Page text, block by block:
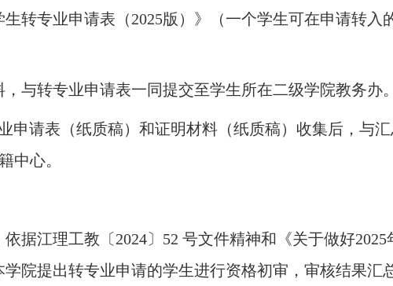
生转专业申请表（2025版）》
（一个学生可在申请转入
，与转专业申请表一同提交至学生所在二级学院教务办。
申请表（纸质稿）和证明材料（纸质稿）收集后，与
中心。
依据江理工教〔 2024〕52 号文件精神和《关于做好2025
学院提出转专业申请的学生进行资格初审， 审核结果汇